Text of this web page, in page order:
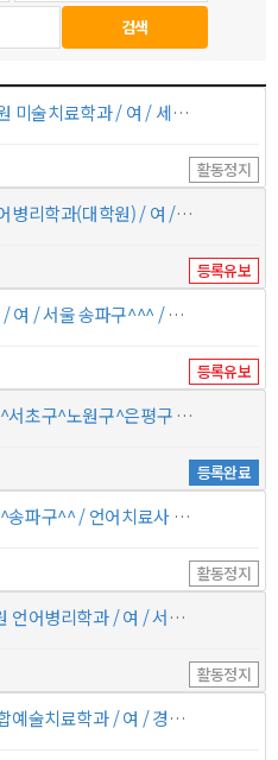
검색
세종 대전 / 평택대학교 상담대학원 미술치료학과 / 여 / 세종 대전^^^ / 미술치료사 이상 / 2012-2014##경희대학교 일반대학원 아동가족학과 2015-##평택대학교 상담대학원 미
활동정지
경기 은평구 / 이화여자대학교 언어병리학과(대학원) / 여 / 경기 은평구^마포구^고양시^ / 언어치료사 이상 / 2006.3~2011.8##이화여자대학교 정치외교학과 졸업 2016.3~현재##이화여자대학
등록유보
서울 송파구 / cypress colloege / 여 / 서울 송파구^^^ / 인지학습치료사 이상 /
등록유보
서울 / 방송통신대학교 / 여 / 서울^서초구^노원구^은평구 / 미술치료사 이상 / 2016.12~##9세 남아 미술치료 실습 후 지속적으로 상담 진행
등록완료
서울 / 이화여자대학교 / 여 / 서울^송파구^^ / 언어치료사 이상 / 19970302-20010226##이화여자대학교 특수교육과 졸업
활동정지
서울 / 이화여자대학교 일반대학원 언어병리학과 / 여 / 서울^강남구^^ / 언어치료사 이상 /
활동정지
경기 / 국제신학대학원 대학교 통합예술치료학과 / 여 / 경기^화성시^오산시^ / 놀이(모래)치료사 이상 /